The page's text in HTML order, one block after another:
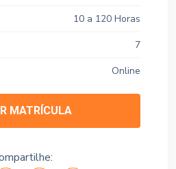
10 a 120 Horas
7
Online
MATRÍCULA